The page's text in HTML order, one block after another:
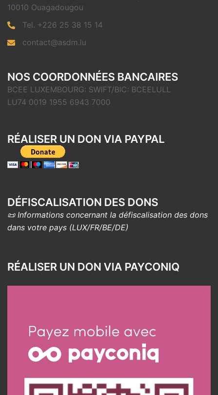
10010 Ouagadougou
Tel. +226 25 38 15 14
contact@asdm.lu
NOS COORDONNÉES BANCAIRES
BCEE LUXEMBOURG: SWIFT/BIC: BCEELULL
LU74 0019 1955 6943 7000
RÉALISER UN DON VIA PAYPAL
DÉFISCALISATION DES DONS
📜 Informations concernant la défiscalisation des dons
dans votre pays (LUX/FR/BE/DE)
RÉALISER UN DON VIA PAYCONIQ